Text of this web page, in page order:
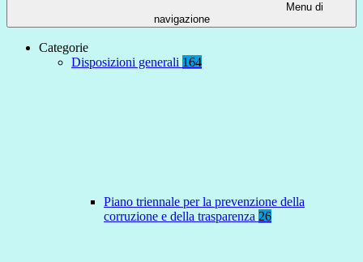
Menu di
navigazione
Categorie
Disposizioni generali 164
Piano triennale per la prevenzione della
corruzione e della trasparenza 26